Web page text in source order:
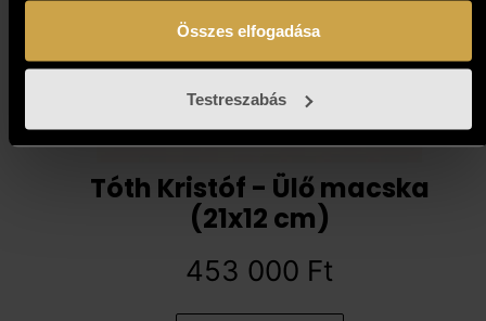
Összes elfogadása
Testreszabás
Tóth Kristóf - Ülő macska
(21x12 cm)
453 000 Ft